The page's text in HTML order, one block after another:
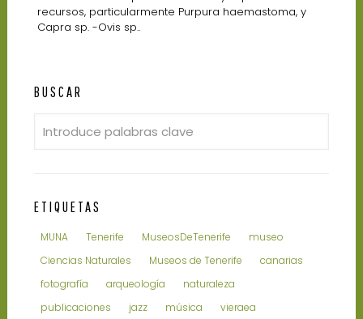
recursos, particularmente Purpura haemastoma, y
Capra sp. -Ovis sp..
BUSCAR
ETIQUETAS
MUNA Tenerife MuseosDeTenerife
museo
Ciencias Naturales
Museos de Tenerife
canarias
fotografía
arqueología
naturaleza
publicaciones
jazz música
vieraea